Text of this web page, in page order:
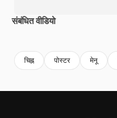
संबंधित वीडियो
चिह्न पोस्टर मेनू